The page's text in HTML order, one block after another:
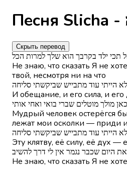
Скрыть перевод
תכי ילד בקרבך הוא שלך למרות הכל
Не знаю, что сказать Я не
твой, несмотря ни на что
הייתי עוד מתבייש שביקשתי סליחה
И обещание, и его сила, и
מולך מוטלים שברי בואי ואחי אותי
Мудрый человек остерёгся
лежат мои осколки — приди
הייתי עוד מתבייש שביקשתי סליחה
Эту клятву, её силу, её дух
היום שכבר נגמר אין לי דרך להשיב
Не знаю, что сказать Я не